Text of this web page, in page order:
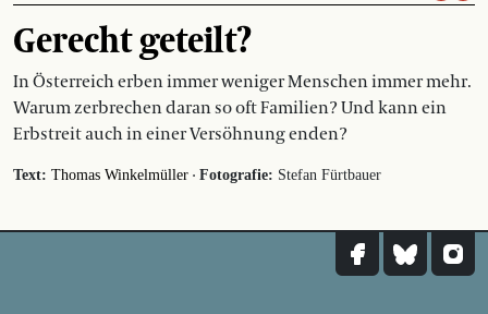
Gerecht geteilt?
In Österreich erben immer weniger Menschen immer mehr.
Warum zerbrechen daran so oft Familien? Und kann ein
Erbstreit auch in einer Versöhnung enden?
Text: Thomas Winkelmüller · Fotografie: Stefan Fürtbauer